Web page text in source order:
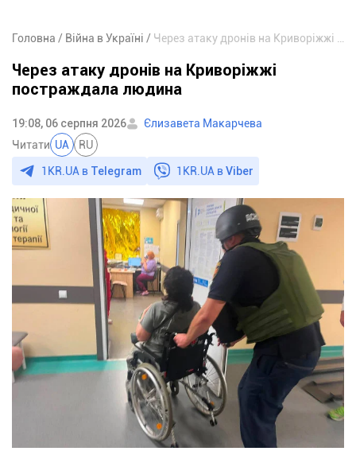
Головна Війна в Україні Через атаку дронів на Криворіжжі постраждала людина
Через атаку дронів на Криворіжжі
постраждала людина
19:08, 06 серпня 2026
Єлизавета Макарчева
Читати UA RU
1KR.UA в Telegram 1KR.UA вViber